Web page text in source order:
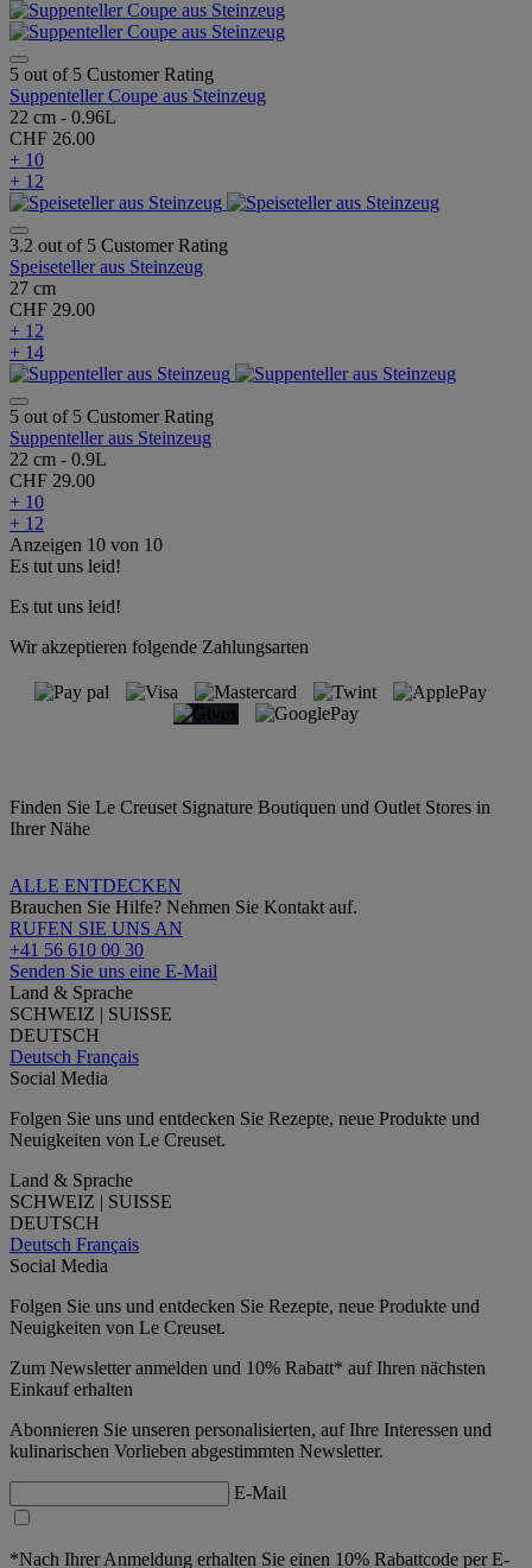
5 out of 5 Customer Rating
Suppenteller Coupe aus Steinzeug
22 cm - 0.96L
CHF 26.00
+ 10
+ 12
3.2 out of 5 Customer Rating
Speiseteller aus Steinzeug
27 cm
CHF 29.00
+ 12
+ 14
5 out of 5 Customer Rating
Suppenteller aus Steinzeug
22 cm - 0.9L
CHF 29.00
+ 10
+ 12
Anzeigen 10 von 10
Es tut uns leid!
Es tut uns leid!
Wir akzeptieren folgende Zahlungsarten
Finden Sie Le Creuset Signature Boutiquen und Outlet Stores in
Ihrer Nähe
ALLE ENTDECKEN
Brauchen Sie Hilfe? Nehmen Sie Kontakt auf.
RUFEN SIE UNS AN
+41 56 610 00 30
Senden Sie uns eine E-Mail
Land & Sprache
SCHWEIZ | SUISSE
DEUTSCH
Deutsch Français
Social Media
Folgen Sie uns und entdecken Sie Rezepte, neue Produkte und
Neuigkeiten von Le Creuset.
Land & Sprache
SCHWEIZ | SUISSE
DEUTSCH
Deutsch Français
Social Media
Folgen Sie uns und entdecken Sie Rezepte, neue Produkte und
Neuigkeiten von Le Creuset.
Zum Newsletter anmelden und 10% Rabatt* auf Ihren nächsten
Einkauf erhalten
Abonnieren Sie unseren personalisierten, auf Ihre Interessen und
kulinarischen Vorlieben abgestimmten Newsletter.
E-Mail
*Nach Ihrer Anmeldung erhalten Sie einen 10% Rabattcode per E-